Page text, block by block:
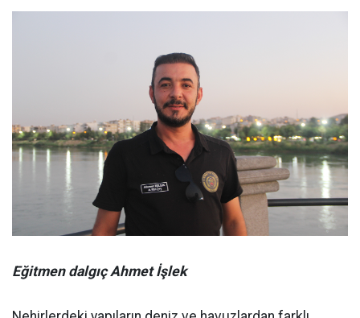
Eğitmen dalgıç Ahmet İşlek